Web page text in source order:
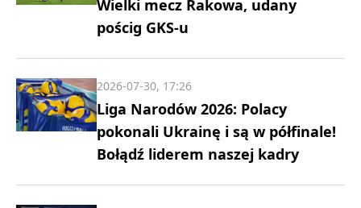
Wielki mecz Rakowa, udany
pościg GKS-u
Liga Narodów 2026: Polacy
pokonali Ukrainę i są w półfinale!
Bołądź liderem naszej kadry
2026-07-30, 17:26